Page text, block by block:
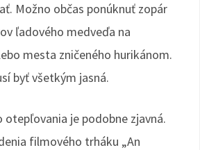
Možno občas ponúknuť zopár
ľadového medveďa na
mesta zničeného hurikánom.
byť všetkým jasná.
otepľovania je podobne zjavná.
filmového trháku „An